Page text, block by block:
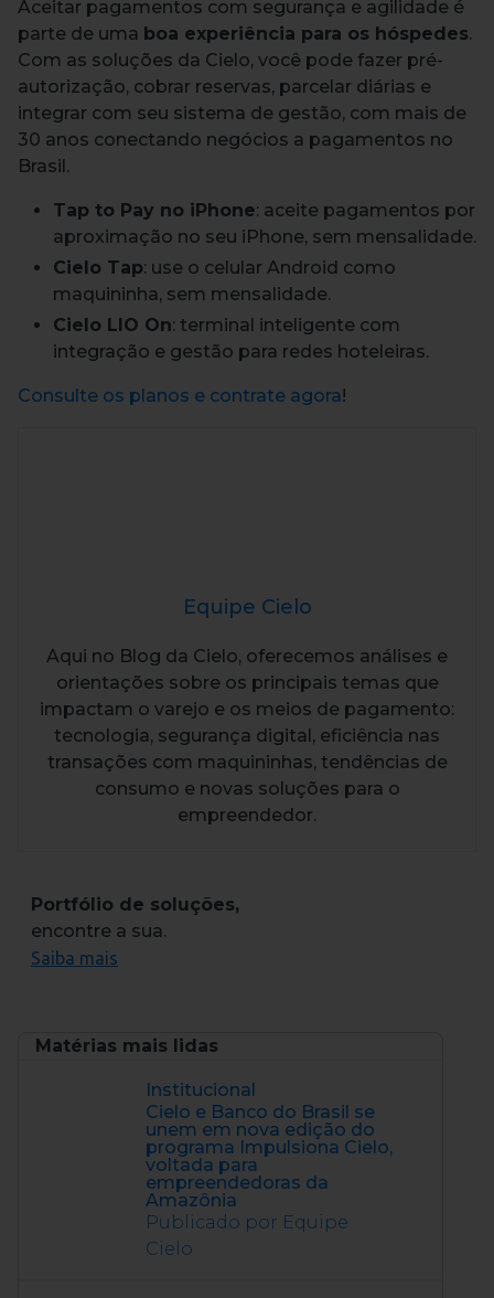
Aceitar pagamentos com segurança e agilidade é
parte de uma boa experiência para os hóspedes.
Com as soluções da Cielo, você pode fazer pré-
autorização, cobrar reservas, parcelar diárias e
integrar com seu sistema de gestão, com mais de
30 anos conectando negócios a pagamentos no
Brasil.
Tap to Pay no iPhone: aceite pagamentos por
aproximação no seu iPhone, sem mensalidade.
Cielo Tap: use o celular Android como
maquininha, sem mensalidade.
Cielo LIO On: terminal inteligente com
integração e gestão para redes hoteleiras.
Consulte os planos e contrate agora!
Equipe Cielo
Aqui no Blog da Cielo, oferecemos análises e
orientações sobre os principais temas que
impactam o varejo e os meios de pagamento:
tecnologia, segurança digital, eficiência nas
transações com maquininhas, tendências de
consumo e novas soluções para o
empreendedor.
Portfólio de soluções,
encontre a sua.
Saiba mais
Matérias mais lidas
Institucional
Cielo e Banco do Brasil se
unem em nova edição do
programa Impulsiona Cielo,
voltada para
empreendedoras da
Amazônia
Publicado por Equipe
Cielo